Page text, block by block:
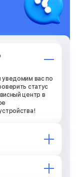
уведомим вас по
статус
центр в